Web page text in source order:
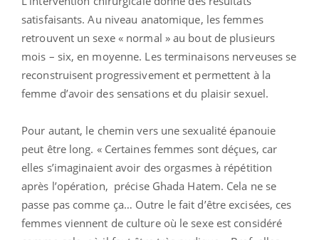
satisfaisants. Au niveau anatomique, les femmes
retrouvent un sexe « normal » au bout de plusieurs
mois – six, en moyenne. Les terminaisons nerveuses se
reconstruisent progressivement et permettent à la
femme d’avoir des sensations et du plaisir sexuel.
Pour autant, le chemin vers une sexualité épanouie
peut être long. « Certaines femmes sont déçues, car
elles s’imaginaient avoir des orgasmes à répétition
après l’opération, précise Ghada Hatem. Cela ne se
passe pas comme ça… Outre le fait d’être excisées, ces
femmes viennent de culture où le sexe est considéré